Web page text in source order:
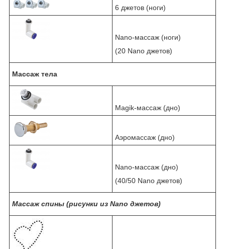
6 джетов (ноги)
Nano-массаж (ноги)
(20 Nano джетов)
Массаж тела
Magik-массаж (дно)
Аэромассаж (дно)
Nano-массаж (дно)
(40/50 Nano джетов)
Массаж спины (рисунки из Nano джетов)